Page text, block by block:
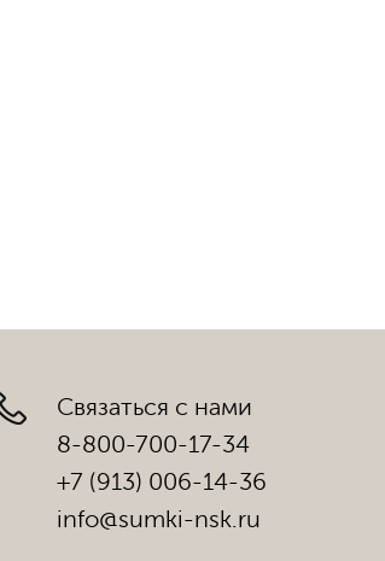
Связаться с нами
8-800-700-17-34
+7 (913) 006-14-36
info@sumki-nsk.ru